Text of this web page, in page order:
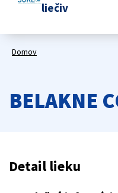
liečiv
Domov
BELAKNE
Detail lieku